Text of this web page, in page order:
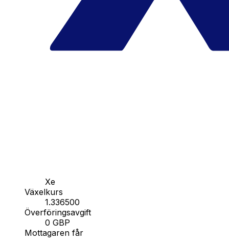
Xe
Växelkurs
1.336500
Överföringsavgift
0 GBP
Mottagaren får